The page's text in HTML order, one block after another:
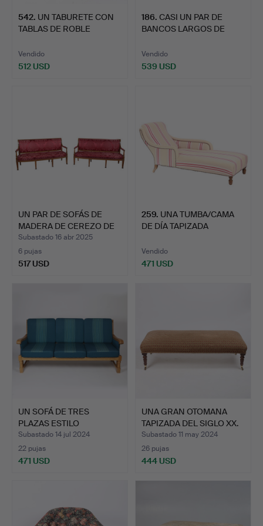
542. UN TABURETE CON
TABLAS DE ROBLE
Vendido
512 USD
186. CASI UN PAR DE
BANCOS LARGOS DE
Vendido
539 USD
UN PAR DE SOFÁS DE
MADERA DE CEREZO DE
PRI…
Subastado 16 abr 2025
6 pujas
517 USD
259. UNA TUMBA/CAMA
DE DÍA TAPIZADA
Vendido
471 USD
UN SOFÁ DE TRES
PLAZAS ESTILO
KJAERNULF.
Subastado 14 jul 2024
22 pujas
471 USD
UNA GRAN OTOMANA
TAPIZADA DEL SIGLO XX.
Subastado 11 may 2024
26 pujas
444 USD